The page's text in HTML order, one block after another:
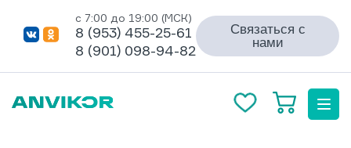
с 7:00 до 19:00 (МСК)
8 (953) 455-25-61
8 (901) 098-94-82
Связаться с
нами